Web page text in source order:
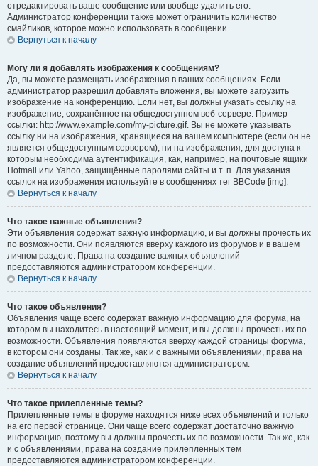
отредактировать ваше сообщение или вообще удалить его.
Администратор конференции также может ограничить количество
смайликов, которое можно использовать в сообщении.
Вернуться к началу
Могу ли я добавлять изображения к сообщениям?
Да, вы можете размещать изображения в ваших сообщениях. Если
администратор разрешил добавлять вложения, вы можете загрузить
изображение на конференцию. Если нет, вы должны указать ссылку на
изображение, сохранённое на общедоступном веб-сервере. Пример
ссылки: http://www.example.com/my-picture.gif. Вы не можете указывать
ссылку ни на изображения, хранящиеся на вашем компьютере (если он не
является общедоступным сервером), ни на изображения, для доступа к
которым необходима аутентификация, как, например, на почтовые ящики
Hotmail или Yahoo, защищённые паролями сайты и т. п. Для указания
ссылок на изображения используйте в сообщениях тег BBCode [img].
Вернуться к началу
Что такое важные объявления?
Эти объявления содержат важную информацию, и вы должны прочесть их
по возможности. Они появляются вверху каждого из форумов и в вашем
личном разделе. Права на создание важных объявлений
предоставляются администратором конференции.
Вернуться к началу
Что такое объявления?
Объявления чаще всего содержат важную информацию для форума, на
котором вы находитесь в настоящий момент, и вы должны прочесть их по
возможности. Объявления появляются вверху каждой страницы форума,
в котором они созданы. Так же, как и с важными объявлениями, права на
создание объявлений предоставляются администратором.
Вернуться к началу
Что такое прилепленные темы?
Прилепленные темы в форуме находятся ниже всех объявлений и только
на его первой странице. Они чаще всего содержат достаточно важную
информацию, поэтому вы должны прочесть их по возможности. Так же, как
и с объявлениями, права на создание прилепленных тем
предоставляются администратором конференции.